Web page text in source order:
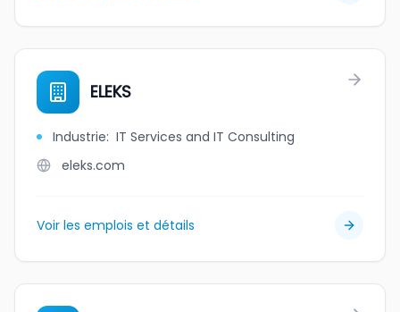
ELEKS
Industrie: IT Services and IT Consulting
eleks.com
Voir les emplois et détails